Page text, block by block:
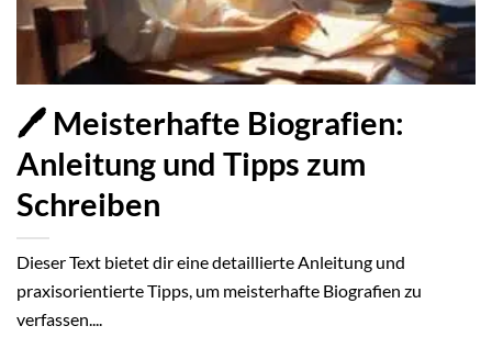
🖊️ Meisterhafte Biografien:
Anleitung und Tipps zum
Schreiben
Dieser Text bietet dir eine detaillierte Anleitung und
praxisorientierte Tipps, um meisterhafte Biografien zu
verfassen....